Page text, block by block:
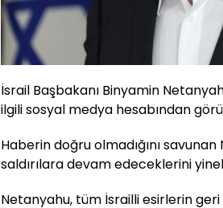
İsrail Başbakanı Binyamin
ilgili sosyal medya hesabından
Haberin doğru olmadığını
saldırılara devam edeceklerini
Netanyahu, tüm İsrailli esirlerin